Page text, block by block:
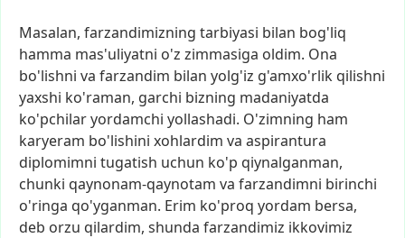
Masalan, farzandimizning tarbiyasi bilan bog'liq
hamma mas'uliyatni o'z zimmasiga oldim. Ona
bo'lishni va farzandim bilan yolg'iz g'amxo'rlik qilishni
yaxshi ko'raman, garchi bizning madaniyatda
ko'pchilaryordamchi yollashadi. O'zimning ham
karyeram bo'lishini xohlardim va aspirantura
diplomimni tugatish uchun ko'p qiynalganman,
chunki qaynonam-qaynotam va farzandimni birinchi
o'ringa qo'yganman. Erim ko'proq yordam bersa,
deb orzu qilardim, shunda farzandimiz ikkovimiz